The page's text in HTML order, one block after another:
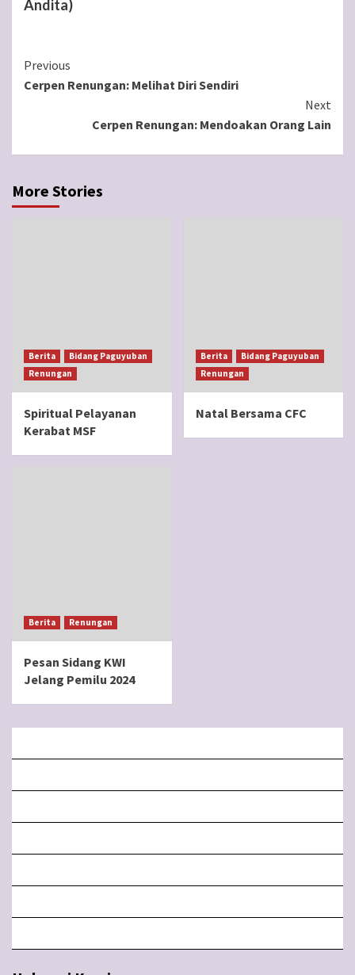
Andita)
Continue
Reading
Previous
Cerpen Renungan: Melihat Diri Sendiri
Next
Cerpen Renungan: Mendoakan Orang Lain
More Stories
Berita
Bidang Paguyuban
Renungan
Spiritual Pelayanan
Kerabat MSF
Berita
Bidang Paguyuban
Renungan
Natal Bersama CFC
Berita Renungan
Pesan Sidang KWI
Jelang Pemilu 2024